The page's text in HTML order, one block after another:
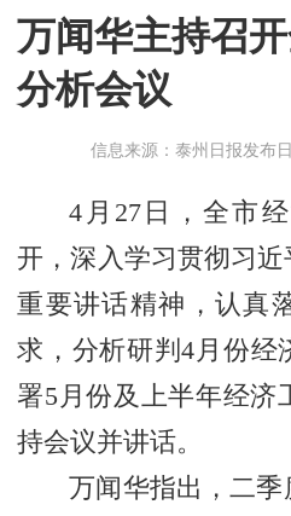
万闻华主持召
分析会议
信息来源：泰州日报发布
4月27日，全市
开，深入学习贯彻习
重要讲话精神，认真
求，分析研判4月份经
署5月份及上半年经济
持会议并讲话。
万闻华指出，二